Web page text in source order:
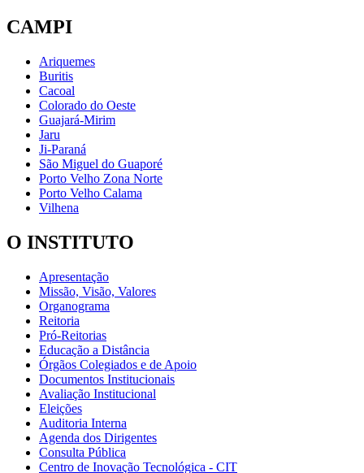
CAMPI
Ariquemes
Buritis
Cacoal
Colorado do Oeste
Guajará-Mirim
Jaru
Ji-Paraná
São Miguel do Guaporé
Porto Velho Zona Norte
Porto Velho Calama
Vilhena
O INSTITUTO
Apresentação
Missão, Visão, Valores
Organograma
Reitoria
Pró-Reitorias
Educação a Distância
Órgãos Colegiados e de Apoio
Documentos Institucionais
Avaliação Institucional
Eleições
Auditoria Interna
Agenda dos Dirigentes
Consulta Pública
Centro de Inovação Tecnológica - CIT